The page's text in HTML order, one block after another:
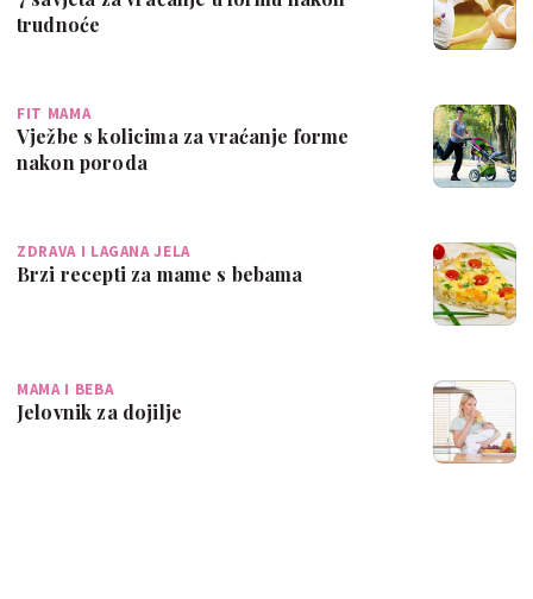
trudnoće
FIT MAMA
Vježbe s kolicima za vraćanje forme
nakon poroda
ZDRAVA I LAGANA JELA
Brzi recepti za mame s bebama
MAMA I BEBA
Jelovnik za dojilje